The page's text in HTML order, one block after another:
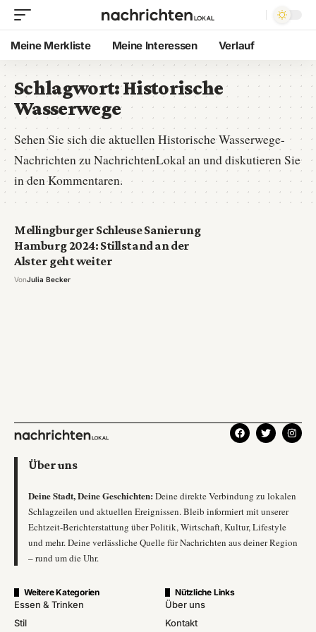
Meine Merkliste Meine Interessen Verlauf
Schlagwort:Historische
Wasserwege
Sehen Sie sich die aktuellen Historische Wasserwege-
Nachrichten zu NachrichtenLokal an und diskutieren Sie
in den Kommentaren.
Mellingburger Schleuse Sanierung
Hamburg 2024: Stillstand an der
Alster geht weiter
VonJulia Becker
Über uns
Deine Stadt, Deine Geschichten: Deine direkte Verbindung zu lokalen
Schlagzeilen und aktuellen Ereignissen. Bleib informiert mit unserer
Echtzeit-Berichterstattung über Politik, Wirtschaft, Kultur, Lifestyle
und mehr. Deine verlässliche Quelle für Nachrichten aus deiner Region
– rund um die Uhr.
Weitere Kategorien
Essen & Trinken
Stil
Nützliche Links
Über uns
Kontakt